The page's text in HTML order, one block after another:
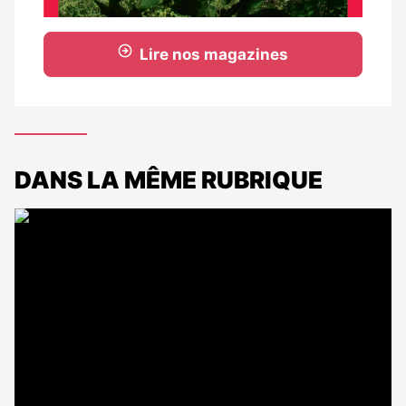
Lire nos magazines
DANS LA MÊME RUBRIQUE